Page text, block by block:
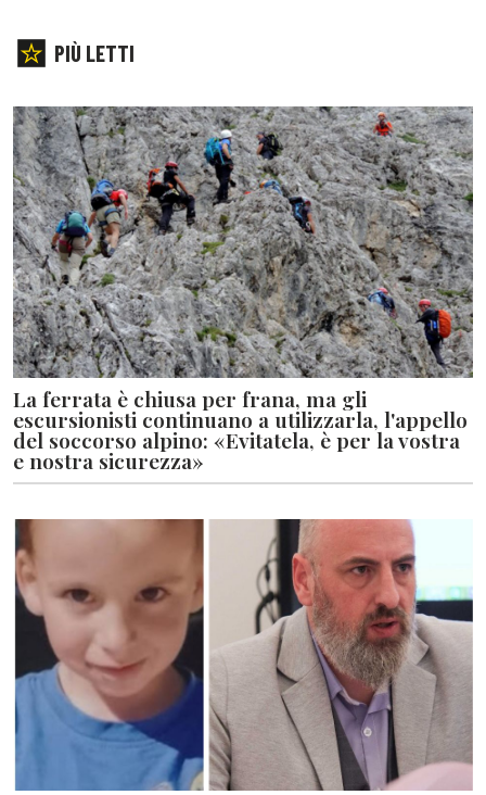
PIÙ LETTI
La ferrata è chiusa per frana, ma gli
escursionisti continuano a utilizzarla, l'appello
del soccorso alpino: «Evitatela, è per la vostra
e nostra sicurezza»